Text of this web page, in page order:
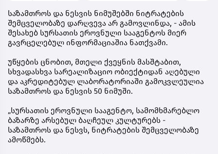
საზამთროს და ნესვის ნიმუშებში ნიტრატების
შემცველობაზე დარღვევა არ გამოვლინდა, - ამის
შესახებ სურსათის ეროვნული სააგენტოს მიერ
გავრცელებულ ინფორმაციაშია ნათქვამი.
უწყების ცნობით, მთელი ქვეყნის მასშტაბით,
სხვადასხვა სარეალიზაციო ობიექტიდან აღებული
და აკრედიტებულ ლაბორატორიაში გამოკვლეულია
საზამთროს და ნესვის 50 ნიმუში.
„სურსათის ეროვნული სააგენტო, სამომხმარებლო
ბაზარზე არსებულ ბაღჩეულ კულტურებს -
საზამთროს და ნესვს, ნიტრატების შემცველობაზე
ამოწმებს.